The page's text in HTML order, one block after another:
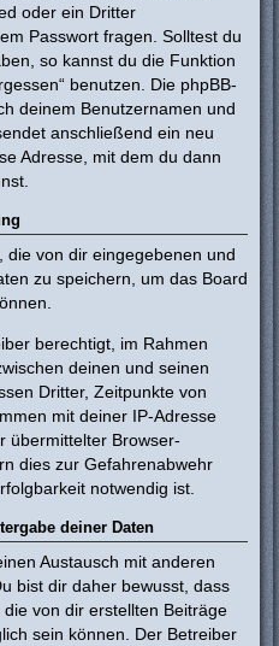
oder ein Dritter
Passwort fragen. Solltest du
so kannst du die Funktion
benutzen. Die phpBB-
deinem Benutzernamen und
anschließend ein neu
Adresse, mit dem du dann
die von dir eingegebenen und
zu speichern, um das Board
berechtigt, im Rahmen
deinen und seinen
Dritter, Zeitpunkte von
mit deiner IP-Adresse
übermittelter Browser-
dies zur Gefahrenabwehr
notwendig ist.
deiner Daten
Austausch mit anderen
bist dir daher bewusst, dass
von dir erstellten Beiträge
sein können. Der Betreiber